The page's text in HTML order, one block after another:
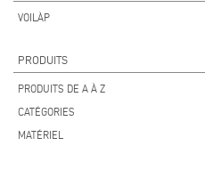
VOILÀP
PRODUITS
PRODUITS DE A À Z
CATÉGORIES
MATÉRIEL